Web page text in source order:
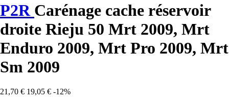
P2R Carénage cache réservoir
droite Rieju 50 Mrt 2009, Mrt
Enduro 2009, Mrt Pro 2009, Mrt
Sm 2009
21,70 € 19,05 € -12%